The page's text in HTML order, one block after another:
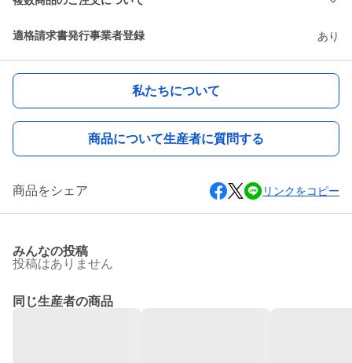
適格請求書発行事業者登録 あり
私たちについて
商品について生産者に質問する
商品をシェア リンクをコピー
みんなの投稿
投稿はありません
同じ生産者の商品